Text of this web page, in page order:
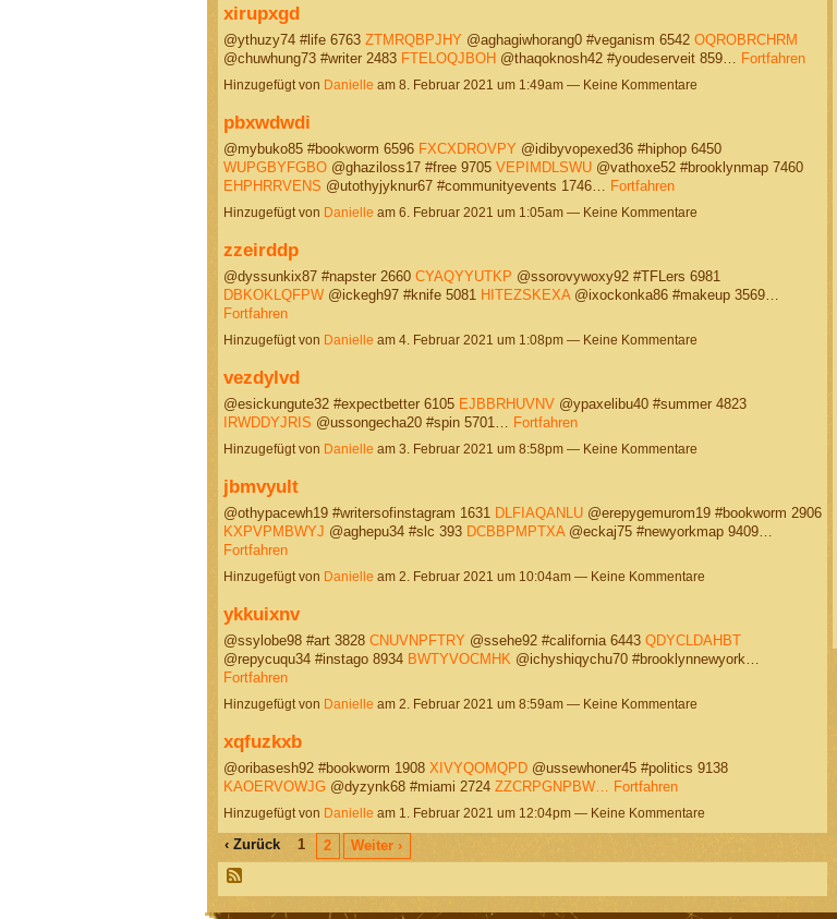
xirupxgd
@ythuzy74 #life 6763 ZTMRQBPJHY @aghagiwhorang0 #veganism 6542 OQROBRCHRM
@chuwhung73 #writer 2483 FTELOQJBOH @thaqoknosh42 #youdeserveit 859… Fortfahren
Hinzugefügt von Danielle am 8. Februar 2021 um 1:49am — Keine Kommentare
pbxwdwdi
@mybuko85 #bookworm 6596 FXCXDROVPY @idibyvopexed36 #hiphop 6450
WUPGBYFGBO@ghaziloss17 #free 9705 VEPIMDLSWU@vathoxe52 #brooklynmap 7460
EHPHRRVENS @utothyjyknur67 #communityevents 1746… Fortfahren
Hinzugefügt von Danielle am 6. Februar 2021 um 1:05am — Keine Kommentare
zzeirddp
@dyssunkix87 #napster 2660 CYAQYYUTKP @ssorovywoxy92 #TFLers 6981
DBKOKLQFPW@ickegh97 #knife 5081 HITEZSKEXA@ixockonka86 #makeup 3569…
Fortfahren
Hinzugefügt von Danielle am 4. Februar 2021 um 1:08pm — Keine Kommentare
vezdylvd
@esickungute32 #expectbetter 6105 EJBBRHUVNV@ypaxelibu40 #summer 4823
IRWDDYJRIS @ussongecha20 #spin 5701… Fortfahren
Hinzugefügt von Danielle am 3. Februar 2021 um 8:58pm — Keine Kommentare
jbmvyult
@othypacewh19 #writersofinstagram 1631 DLFIAQANLU@erepygemurom19 #bookworm 2906
KXPVPMBWYJ @aghepu34 #slc 393 DCBBPMPTXA@eckaj75 #newyorkmap 9409…
Fortfahren
Hinzugefügt von Danielle am 2. Februar 2021 um 10:04am — Keine Kommentare
ykkuixnv
@ssylobe98 #art 3828 CNUVNPFTRY @ssehe92 #california 6443 QDYCLDAHBT
@repycuqu34 #instago 8934 BWTYVOCMHK @ichyshiqychu70 #brooklynnewyork…
Fortfahren
Hinzugefügt von Danielle am 2. Februar 2021 um 8:59am — Keine Kommentare
xqfuzkxb
@oribasesh92 #bookworm 1908 XIVYQOMQPD@ussewhoner45 #politics 9138
KAOERVOWJG @dyzynk68 #miami 2724 ZZCRPGNPBW… Fortfahren
Hinzugefügt von Danielle am 1. Februar 2021 um 12:04pm — Keine Kommentare
‹ Zurück 1 2 Weiter ›